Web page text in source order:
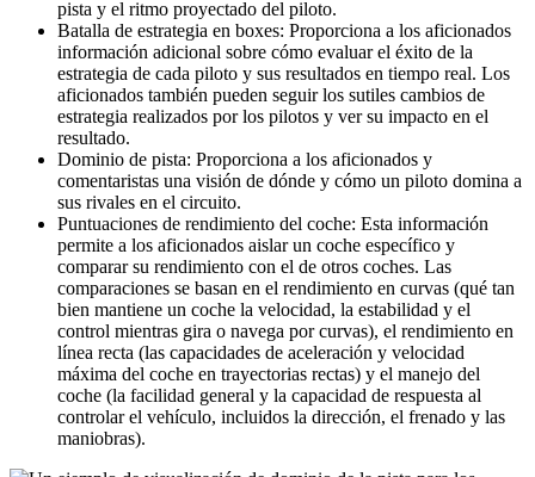
pista y el ritmo proyectado del piloto.
Batalla de estrategia en boxes: Proporciona a los aficionados
información adicional sobre cómo evaluar el éxito de la
estrategia de cada piloto y sus resultados en tiempo real. Los
aficionados también pueden seguir los sutiles cambios de
estrategia realizados por los pilotos y ver su impacto en el
resultado.
Dominio de pista: Proporciona a los aficionados y
comentaristas una visión de dónde y cómo un piloto domina a
sus rivales en el circuito.
Puntuaciones de rendimiento del coche: Esta información
permite a los aficionados aislar un coche específico y
comparar su rendimiento con el de otros coches. Las
comparaciones se basan en el rendimiento en curvas (qué tan
bien mantiene un coche la velocidad, la estabilidad y el
control mientras gira o navega por curvas), el rendimiento en
línea recta (las capacidades de aceleración y velocidad
máxima del coche en trayectorias rectas) y el manejo del
coche (la facilidad general y la capacidad de respuesta al
controlar el vehículo, incluidos la dirección, el frenado y las
maniobras).